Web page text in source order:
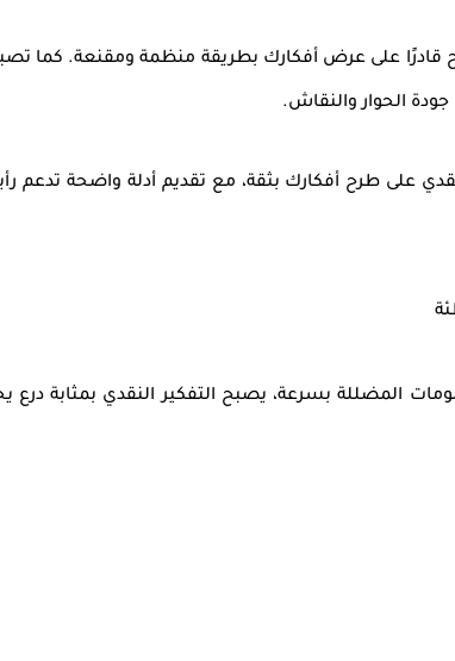
قادرًا على عرض أفكارك بطريقة منظمة ومقنعة. كما
الحوار والنقاش.
على طرح أفكارك بثقة، مع تقديم أدلة واضحة تدعم
المضللة بسرعة، يصبح التفكير النقدي بمثابةدرع